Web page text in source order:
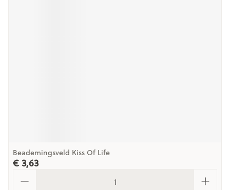
Beademingsveld Kiss Of Life
€ 3,63